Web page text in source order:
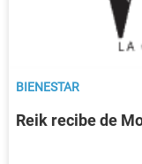
BIENESTAR
Reik recibe de